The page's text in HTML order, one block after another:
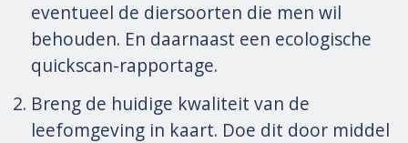
eventueel de diersoorten die men wil
behouden. En daarnaast een ecologische
quickscan-rapportage.
Breng de huidige kwaliteit van de
leefomgeving in kaart. Doe dit door middel